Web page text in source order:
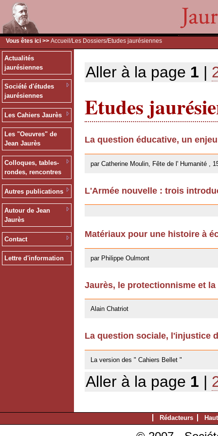
Vous êtes ici >> Accueil /Les Dossiers/Etudes jaurésiennes
Actualités
jaurésiennes
Société d'études
jaurésiennes
Les Cahiers Jaurès
Les "Oeuvres" de
Jean Jaurès
Colloques, tables-
rondes, rencontres
Autres publications
Autour de Jean
Jaurès
Contact
Lettre d'information
Aller à la page 1 |
Etudes
La question éducative, un
par Catherine Moulin, Fête de l' Humanité ,
L'Armée nouvelle : trois
Matériaux pour une histoire à
par Philippe Oulmont
Jaurès, le protectionnisme et
Alain Chatriot
La question sociale, l'injustice
La version des " Cahiers Bellet "
Aller à la page 1 |
Rédacteurs